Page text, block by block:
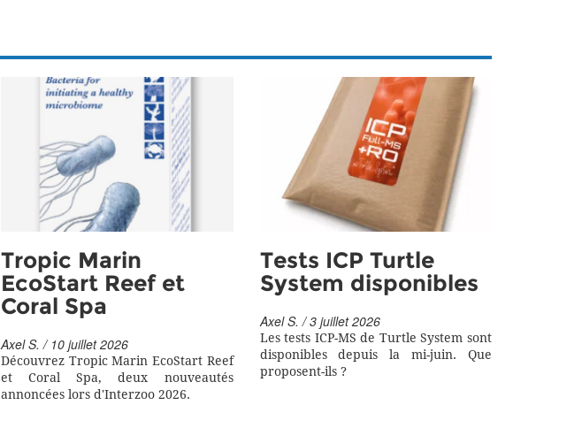
Tropic Marin
EcoStart Reef et
Coral Spa
Axel S. / 10 juillet 2026
Découvrez Tropic Marin EcoStart Reef
et Coral Spa, deux nouveautés
annoncées lors d'Interzoo 2026.
Tests ICP Turtle
System disponibles
Axel S. / 3 juillet 2026
Les tests ICP-MS de Turtle System sont
disponibles depuis la mi-juin. Que
proposent-ils ?